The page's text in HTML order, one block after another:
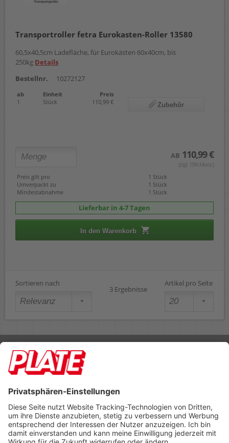
Transportroller fetra Eurokasten-Roller 13580
60,5x40,5cm Ladefläche, für Eurokästen 60x40cm, bis
250kg Details
Bestellnr.
10272127
ab Einheit
Preis
1
Stück 110,99 € Zubehör
AB 110,99 €
(zzgl. 19% Mwst.)
Preis gilt pro
1 Stück
Umverpackt zu
1 Stück
Mindestabnahme
1 Stück
Lieferbar in 4-7 Tagen
In den Warenkorb
Sortieren nach
3 Ergebnisse
Artikel pro Seite
Rufen Sie uns an 04298 401-0
Lieferbedingungen Impressum
Footer anzeigen
PLATE Büromaterial Vertriebs GmbH